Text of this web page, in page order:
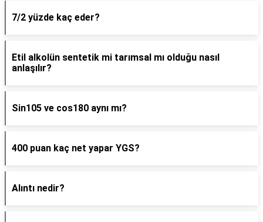
7/2 yüzde kaç eder?
Etil alkolün sentetik mi tarımsal mı olduğu nasıl
anlaşılır?
Sin105 ve cos180 aynı mı?
400 puan kaç net yapar YGS?
Alıntı nedir?